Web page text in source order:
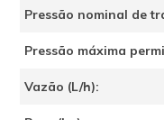
Pressão nominal de
Pressão máxima
Vazão (L/h):